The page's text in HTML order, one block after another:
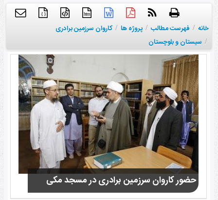
htm
{ }
خانه / فهرست مطالب / پروژه ها / کاروان سرزمین برادری
/ سیستان و بلوچستان
حضور کاروان سرزمین برادری در مسجد مکی